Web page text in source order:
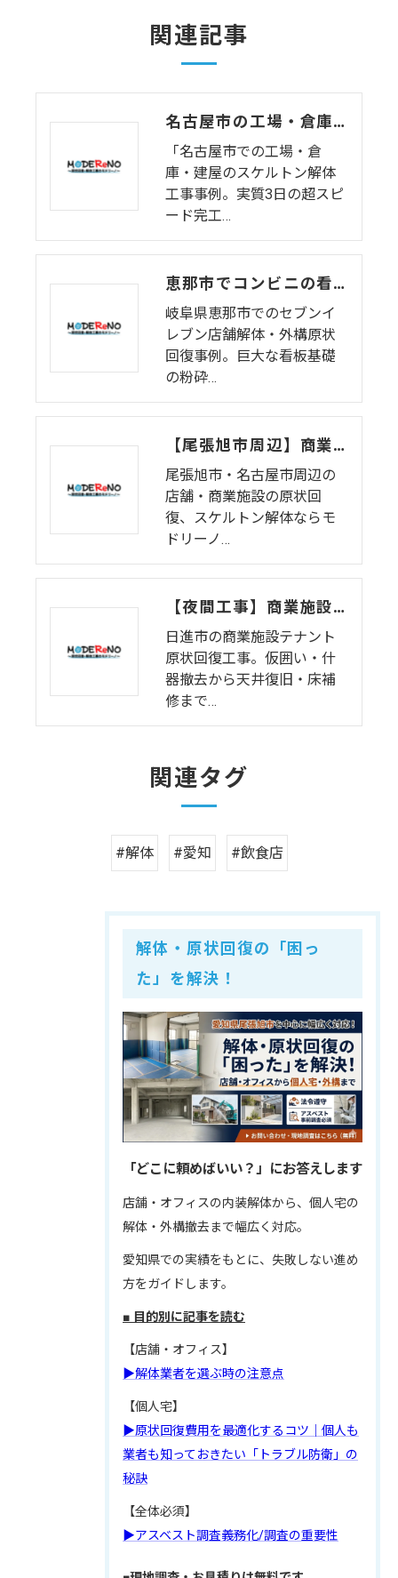
関連記事
名古屋市の工場・倉庫・建屋解体｜実質3日のスピードスケルトン工事と原状回復の費用を抑えるコツ
「名古屋市での工場・倉
庫・建屋のスケルトン解体
工事事例。実質3日の超スピ
ード完工…
恵那市でコンビニの看板・駐車場解体｜2日間の迅速な原状回復工事
岐阜県恵那市でのセブンイ
レブン店舗解体・外構原状
回復事例。巨大な看板基礎
の粉砕…
【尾張旭市周辺】商業施設の原状回復・内装解体(前編)仮囲い〜床ハツリ（日進市の実績） | モドリーノ
尾張旭市・名古屋市周辺の
店舗・商業施設の原状回
復、スケルトン解体ならモ
ドリーノ…
【夜間工事】商業施設テナントの原状回復工事｜仮囲い・什器撤去から天井復旧まで一括対応
日進市の商業施設テナント
原状回復工事。仮囲い・什
器撤去から天井復旧・床補
修まで…
関連タグ
#解体 #愛知 #飲食店
解体・原状回復の「困っ
た」を解決！
「どこに頼めばいい？」にお答えします
店舗・オフィスの内装解体から、個人宅の
解体・外構撤去まで幅広く対応。
愛知県での実績をもとに、失敗しない進め
方をガイドします。
■ 目的別に記事を読む
【店舗・オフィス】
▶解体業者を選ぶ時の注意点
【個人宅】
▶原状回復費用を最適化するコツ｜個人も
業者も知っておきたい「トラブル防衛」の
秘訣
【全体必須】
▶アスベスト調査義務化/調査の重要性